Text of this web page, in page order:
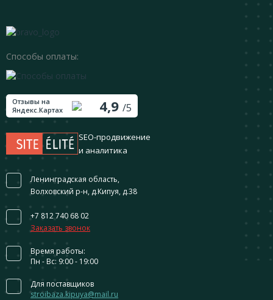
Способы оплаты:
Отзывы на
Яндекс.Картах
4,9 /5
SEO-продвижение
и аналитика
Ленинградская область,
Волховский р-н, д.Кипуя, д.38
+7 812 740 68 02
Заказать звонок
Время работы:
Пн - Вс: 9:00 - 19:00
Для поставщиков
stroibaza.kipuya@mail.ru